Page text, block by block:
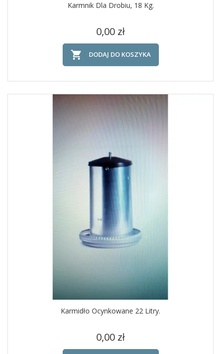
Karmnik Dla Drobiu, 18 Kg.
Cena
0,00 zł
 DODAJ DO KOSZYKA
Karmidło Ocynkowane 22 Litry.
Cena
0,00 zł